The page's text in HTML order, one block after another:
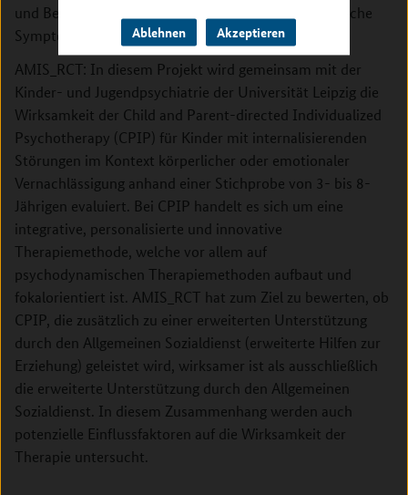
Ablehnen Akzeptieren
und Bezugsperson führt und ob dies wiederum kindliche
Symptomreduktion beeinflusst.
AMIS_RCT: In diesem Projekt wird gemeinsam mit der
Kinder- und Jugendpsychiatrie der Universität Leipzig die
Wirksamkeit der Child and Parent-directed Individualized
Psychotherapy (CPIP) für Kinder mit internalisierenden
Störungen im Kontext körperlicher oder emotionaler
Vernachlässigung anhand einer Stichprobe von 3- bis 8-
Jährigen evaluiert. Bei CPIP handelt es sich um eine
integrative, personalisierte und innovative
Therapiemethode, welche vor allem auf
psychodynamischen Therapiemethoden aufbaut und
fokalorientiert ist. AMIS_RCT hat zum Ziel zu bewerten, ob
CPIP, die zusätzlich zu einer erweiterten Unterstützung
durch den Allgemeinen Sozialdienst (erweiterte Hilfen zur
Erziehung) geleistet wird, wirksamer ist als ausschließlich
die erweiterte Unterstützung durch den Allgemeinen
Sozialdienst. In diesem Zusammenhang werden auch
potenzielle Einflussfaktoren auf die Wirksamkeit der
Therapie untersucht.